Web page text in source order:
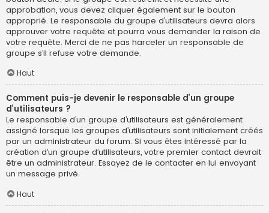
approbation, vous devez cliquer également sur le bouton
approprié. Le responsable du groupe d’utilisateurs devra alors
approuver votre requête et pourra vous demander la raison de
votre requête. Merci de ne pas harceler un responsable de
groupe s’il refuse votre demande.
Haut
Comment puis-je devenir le responsable d’un groupe
d’utilisateurs ?
Le responsable d’un groupe d’utilisateurs est généralement
assigné lorsque les groupes d’utilisateurs sont initialement créés
par un administrateur du forum. Si vous êtes intéressé par la
création d’un groupe d’utilisateurs, votre premier contact devrait
être un administrateur. Essayez de le contacter en lui envoyant
un message privé.
Haut